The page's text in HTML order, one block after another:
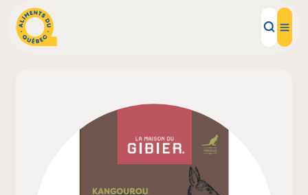
Aliments d'ici
Inspirations d'ici